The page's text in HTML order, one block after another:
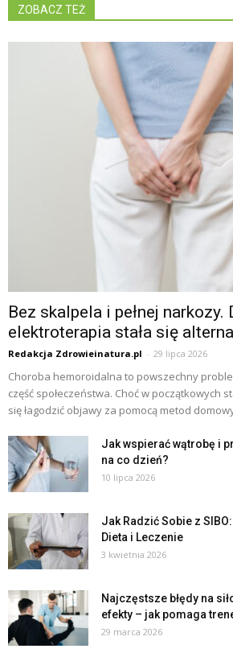
ZOBACZ TEŻ
Bez skalpela i pełnej narkozy.
elektroterapia stała się
Redakcja Zdrowieinatura.pl - 29 lipca 2026
Choroba hemoroidalna to powszechny
część społeczeństwa. Choć w początkowych
się łagodzić objawy za pomocą metod
Jak wspierać wątrobę i
na co dzień?
10 lipca 2026
Jak Radzić Sobie z
Dieta i Leczenie
3 kwietnia 2026
Najczęstsze błędy na
efekty – jak pomaga
29 marca 2026